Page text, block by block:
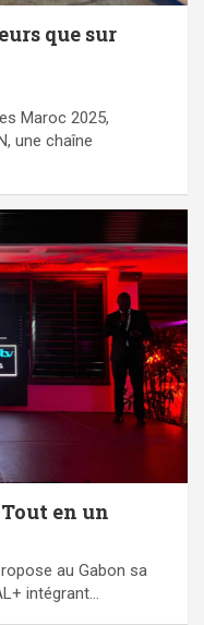
que sur
Maroc 2025,
une chaîne
en un
au Gabon sa
intégrant…